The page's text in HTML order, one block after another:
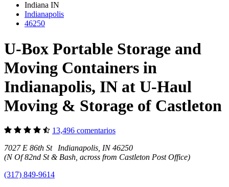
Indiana IN
Indianapolis
46250
U-Box Portable Storage and
Moving Containers in
Indianapolis, IN at U-Haul
Moving & Storage of Castleton
13,496 comentarios
7027 E 86th St Indianapolis, IN 46250
(N Of 82nd St & Bash, across from Castleton Post Office)
(317) 849-9614